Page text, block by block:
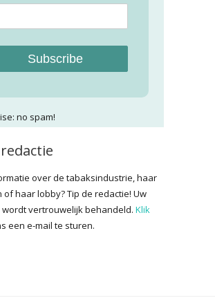
Subscribe
no spam!
over de tabaksindustrie, haar
of haar lobby? Tip de redactie! Uw
vertrouwelijk behandeld. Klik
een e-mail te sturen.